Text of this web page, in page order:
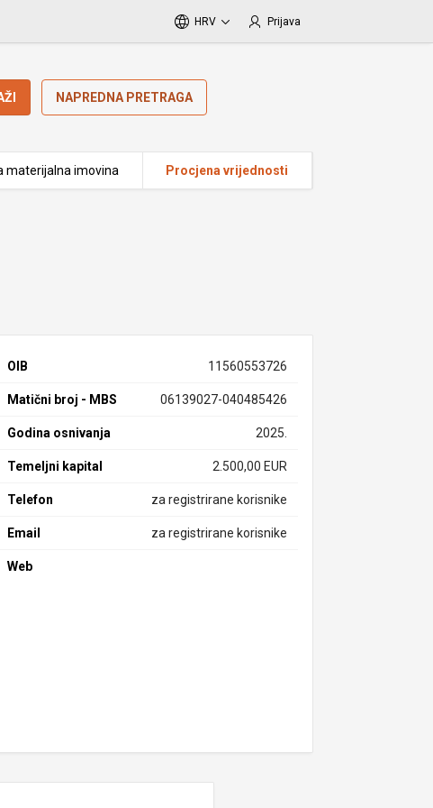
HRV Prijava
NAPREDNA PRETRAGA
materijalna imovina Procjena vrijednosti
OIB 11560553726
Matični broj - MBS 06139027-040485426
Godina osnivanja 2025.
Temeljni kapital 2.500,00 EUR
Telefon za registrirane korisnike
Email za registrirane korisnike
Web